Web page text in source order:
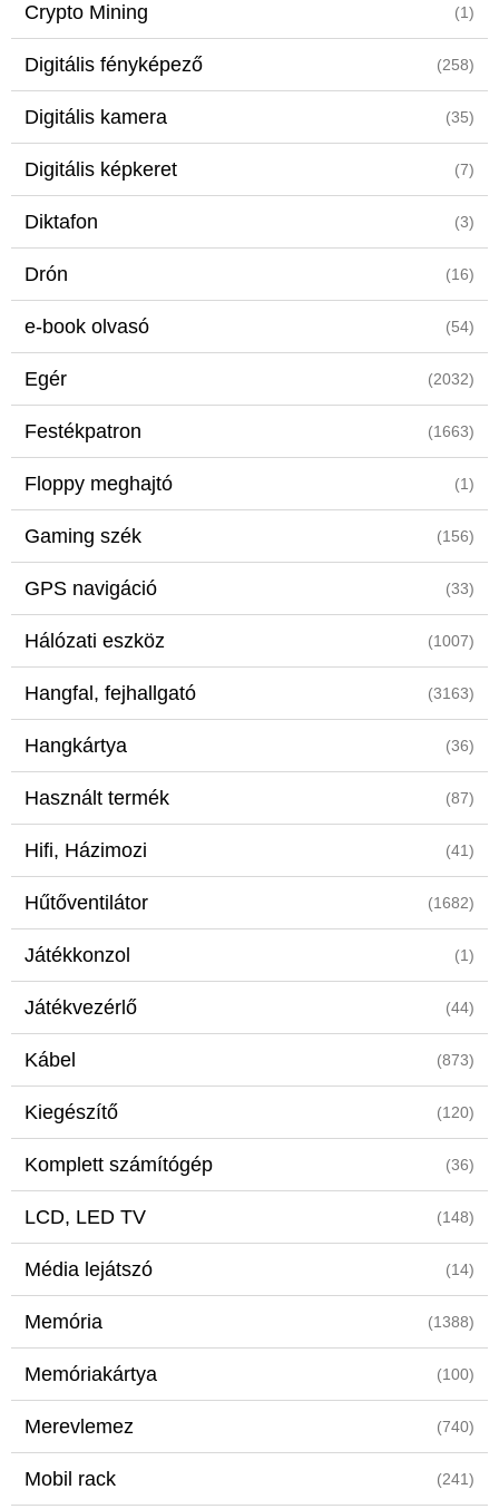
Crypto Mining (1)
Digitális fényképező (258)
Digitális kamera (35)
Digitális képkeret (7)
Diktafon (3)
Drón (16)
e-book olvasó (54)
Egér (2032)
Festékpatron (1663)
Floppy meghajtó (1)
Gaming szék (156)
GPS navigáció (33)
Hálózati eszköz (1007)
Hangfal, fejhallgató (3163)
Hangkártya (36)
Használt termék (87)
Hifi, Házimozi (41)
Hűtőventilátor (1682)
Játékkonzol (1)
Játékvezérlő (44)
Kábel (873)
Kiegészítő (120)
Komplett számítógép (36)
LCD, LED TV (148)
Média lejátszó (14)
Memória (1388)
Memóriakártya (100)
Merevlemez (740)
Mobil rack (241)